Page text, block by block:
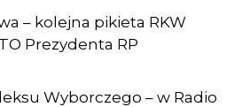
– kolejna pikieta RKW
Prezydenta RP
Wyborczego – w Radio